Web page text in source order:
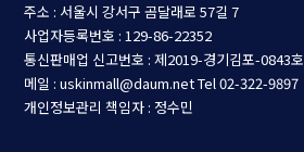
주소 : 서울시 강서구 곰달래로 57길 7
사업자등록번호 : 129-86-22352
통신판매업 신고번호 : 제2019-경기김포-0843호
메일 : uskinmall@daum.netTel 02-322-9897
개인정보관리 책임자 : 정수민